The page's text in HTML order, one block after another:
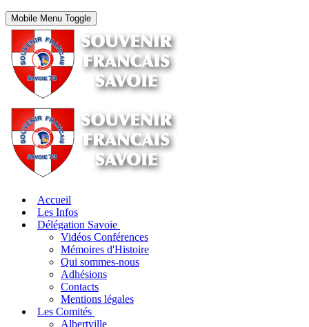
Mobile Menu Toggle
Accueil
Les Infos
Délégation Savoie
Vidéos Conférences
Mémoires d'Histoire
Qui sommes-nous
Adhésions
Contacts
Mentions légales
Les Comités
Albertville